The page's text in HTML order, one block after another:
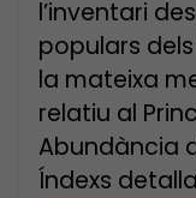
l’inventari
populars
la mateixa
relatiu al
Abundància
Índexs